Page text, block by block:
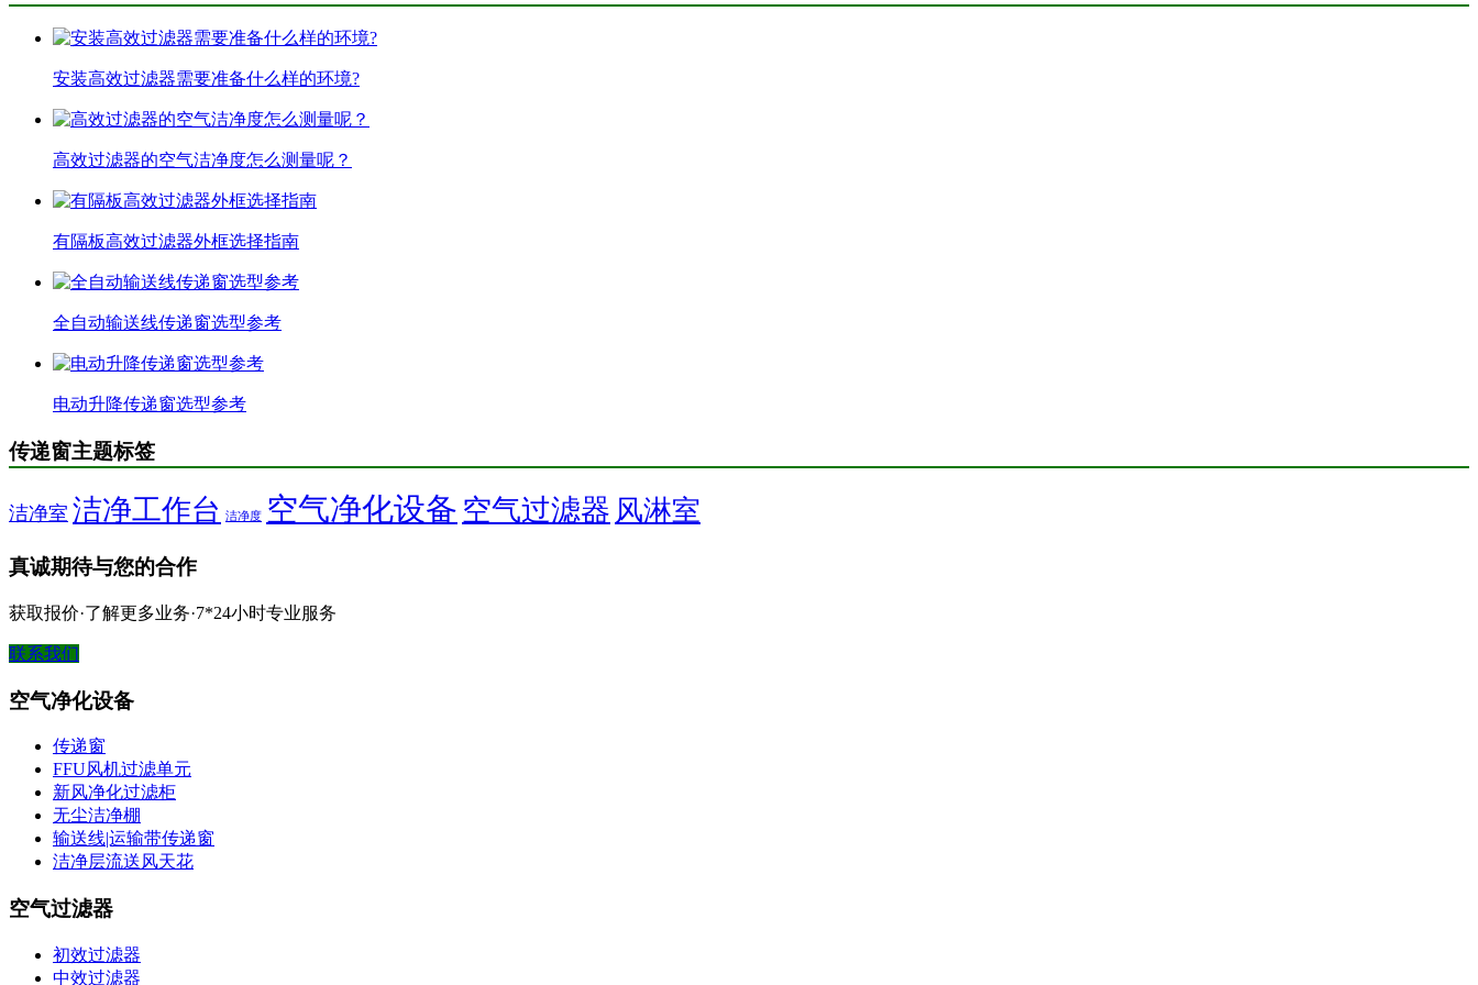
安装高效过滤器需要准备什么样的环境?
高效过滤器的空气洁净度怎么测量呢？
有隔板高效过滤器外框选择指南
全自动输送线传递窗选型参考
电动升降传递窗选型参考
传递窗主题标签
洁净室 洁净工作台 洁净度 空气净化设备 空气过滤器 风淋室
真诚期待与您的合作
获取报价·了解更多业务·7*24小时专业服务
联系我们
空气净化设备
传递窗
FFU风机过滤单元
新风净化过滤柜
无尘洁净棚
输送线|运输带传递窗
洁净层流送风天花
空气过滤器
初效过滤器
中效过滤器